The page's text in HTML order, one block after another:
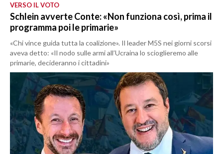
VERSO IL VOTO
Schlein avverte Conte: «Non funziona così, prima il
programma poi le primarie»
«Chi vince guida tutta la coalizione». Il leader M5S nei giorni scorsi
aveva detto: «Il nodo sulle armi all’Ucraina lo scioglieremo alle
primarie, decideranno i cittadini»